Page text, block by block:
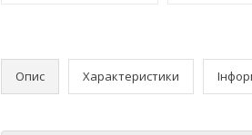
Опис Характеристики